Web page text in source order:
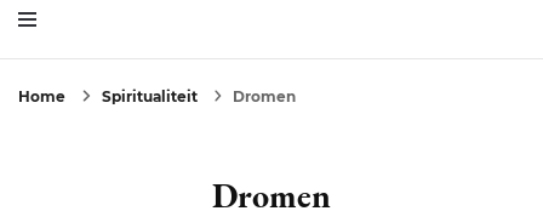
Home Spiritualiteit Dromen
Dromen